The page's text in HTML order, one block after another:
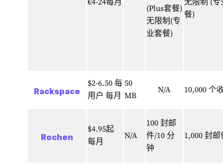
€4-24每月
(Plus套餐)
无限制(专
业套餐)
无限制 (专
餐)
Rackspace
$2-6.50 每
用户 每月
50
MB
N/A 10,000 个
Rochen
$4.95起
每月
N/A
100 封邮
件/10 分
钟
1,000 封邮